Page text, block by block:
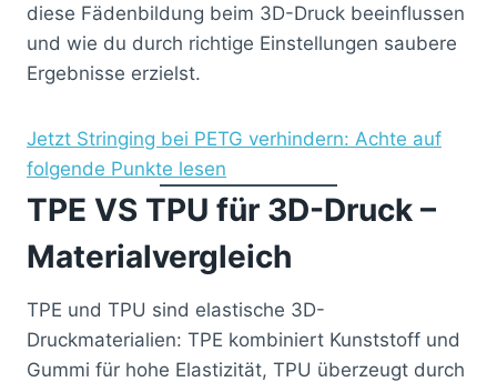
diese Fädenbildung beim 3D-Druck beeinflussen
und wie du durch richtige Einstellungen saubere
Ergebnisse erzielst.
Jetzt Stringing bei PETG verhindern: Achte auf
folgende Punkte lesen
TPE VS TPU für 3D-Druck –
Materialvergleich
TPE und TPU sind elastische 3D-
Druckmaterialien: TPE kombiniert Kunststoff und
Gummi für hohe Elastizität, TPU überzeugt durch